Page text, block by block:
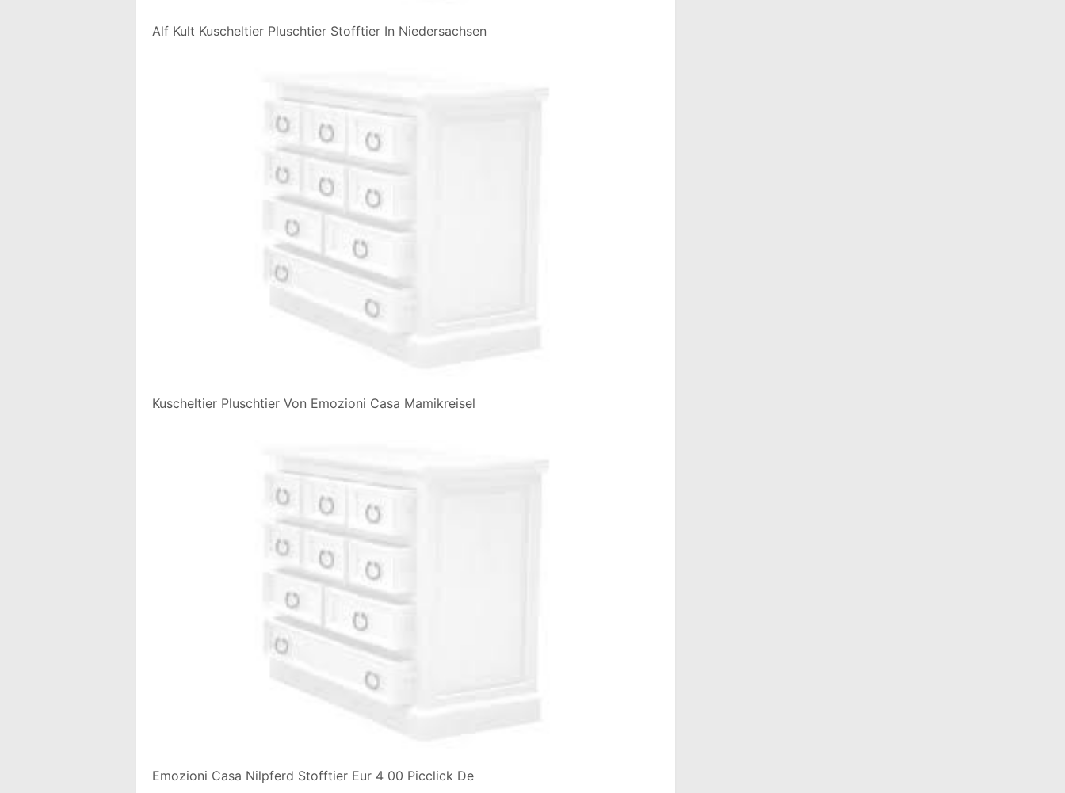
Alf Kult Kuscheltier Pluschtier Stofftier In Niedersachsen
Kuscheltier Pluschtier Von Emozioni Casa Mamikreisel
Emozioni Casa Nilpferd Stofftier Eur 4 00 Picclick De